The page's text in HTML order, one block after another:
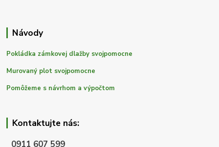
Návody
Pokládka zámkovej dlažby svojpomocne
Murovaný plot svojpomocne
Pomôžeme s návrhom a výpočtom
Kontaktujte nás:
0911 607 599